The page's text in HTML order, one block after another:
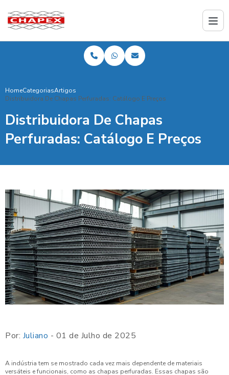
HomeCategoriasArtigos
Distribuidora De Chapas Perfuradas: Catálogo E Preços
Distribuidora De Chapas
Perfuradas: Catálogo E Preços
Por: Juliano - 01 de Julho de 2025
A indústria tem se mostrado cada vez mais dependente de materiais
versáteis e funcionais, como as chapas perfuradas. Essas chapas são